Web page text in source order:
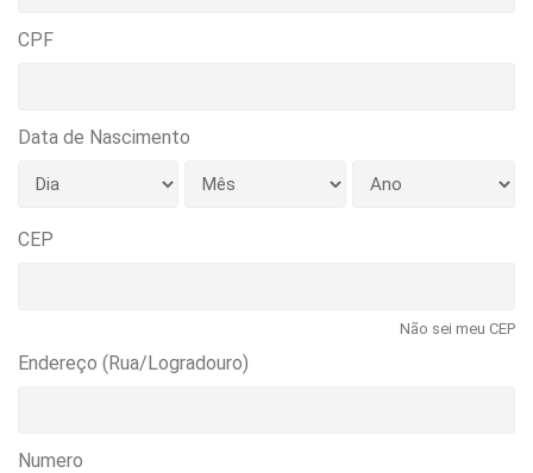
CPF
Data de Nascimento
CEP
Não sei meu CEP
Endereço (Rua/Logradouro)
Numero